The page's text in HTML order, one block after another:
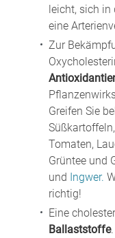
leicht, sich in
eine
Zur
Greifen Sie
Tomaten,
Grüntee und
und Ingwer.
richtig!
Eine
Ballaststoffe